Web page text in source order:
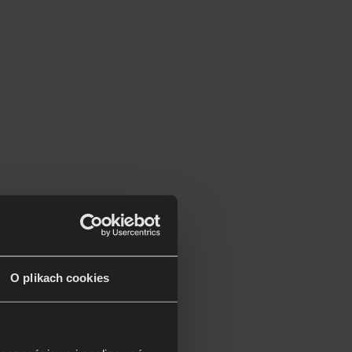
O plikach cookies